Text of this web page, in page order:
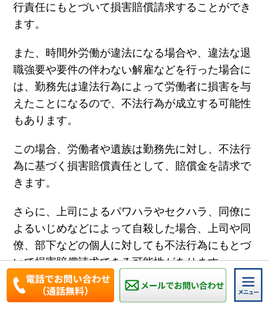
行責任にもとづいて損害賠償請求することができ
ます。
また、時間外労働が違法になる場合や、違法な退
職強要や要件の伴わない解雇などを行った場合に
は、勤務先は違法行為によって労働者に損害を与
えたことになるので、不法行為が成立する可能性
もあります。
この場合、労働者や遺族は勤務先に対し、不法行
為に基づく損害賠償責任として、賠償金を請求で
きます。
さらに、上司によるパワハラやセクハラ、同僚に
よるいじめなどによって自殺した場合、上司や同
僚、部下などの個人に対しても不法行為にもとづ
いて損害賠償請求できる可能性があります。
勤務先や上司などに対して損害賠償請求できる場